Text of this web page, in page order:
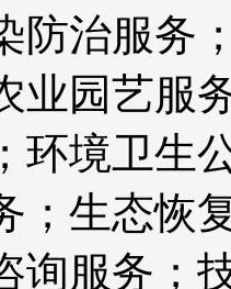
防治服务
业园艺服
环境卫生
；生态恢
询服务；